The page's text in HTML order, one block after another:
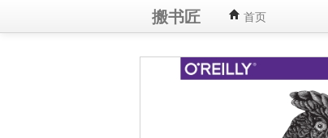
搬书匠 首页